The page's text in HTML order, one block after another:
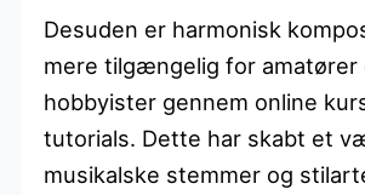
Desuden er harmonisk
mere tilgængelig for amatører
hobbyister gennem online
tutorials. Dette har skabt et
musikalske stemmer og